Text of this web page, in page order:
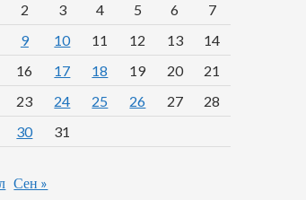
2 3 4 5 6
7
9 10 11 12 13
14
16 17 18 19 20
21
23 24 25 26 27
28
30 31
Сен »